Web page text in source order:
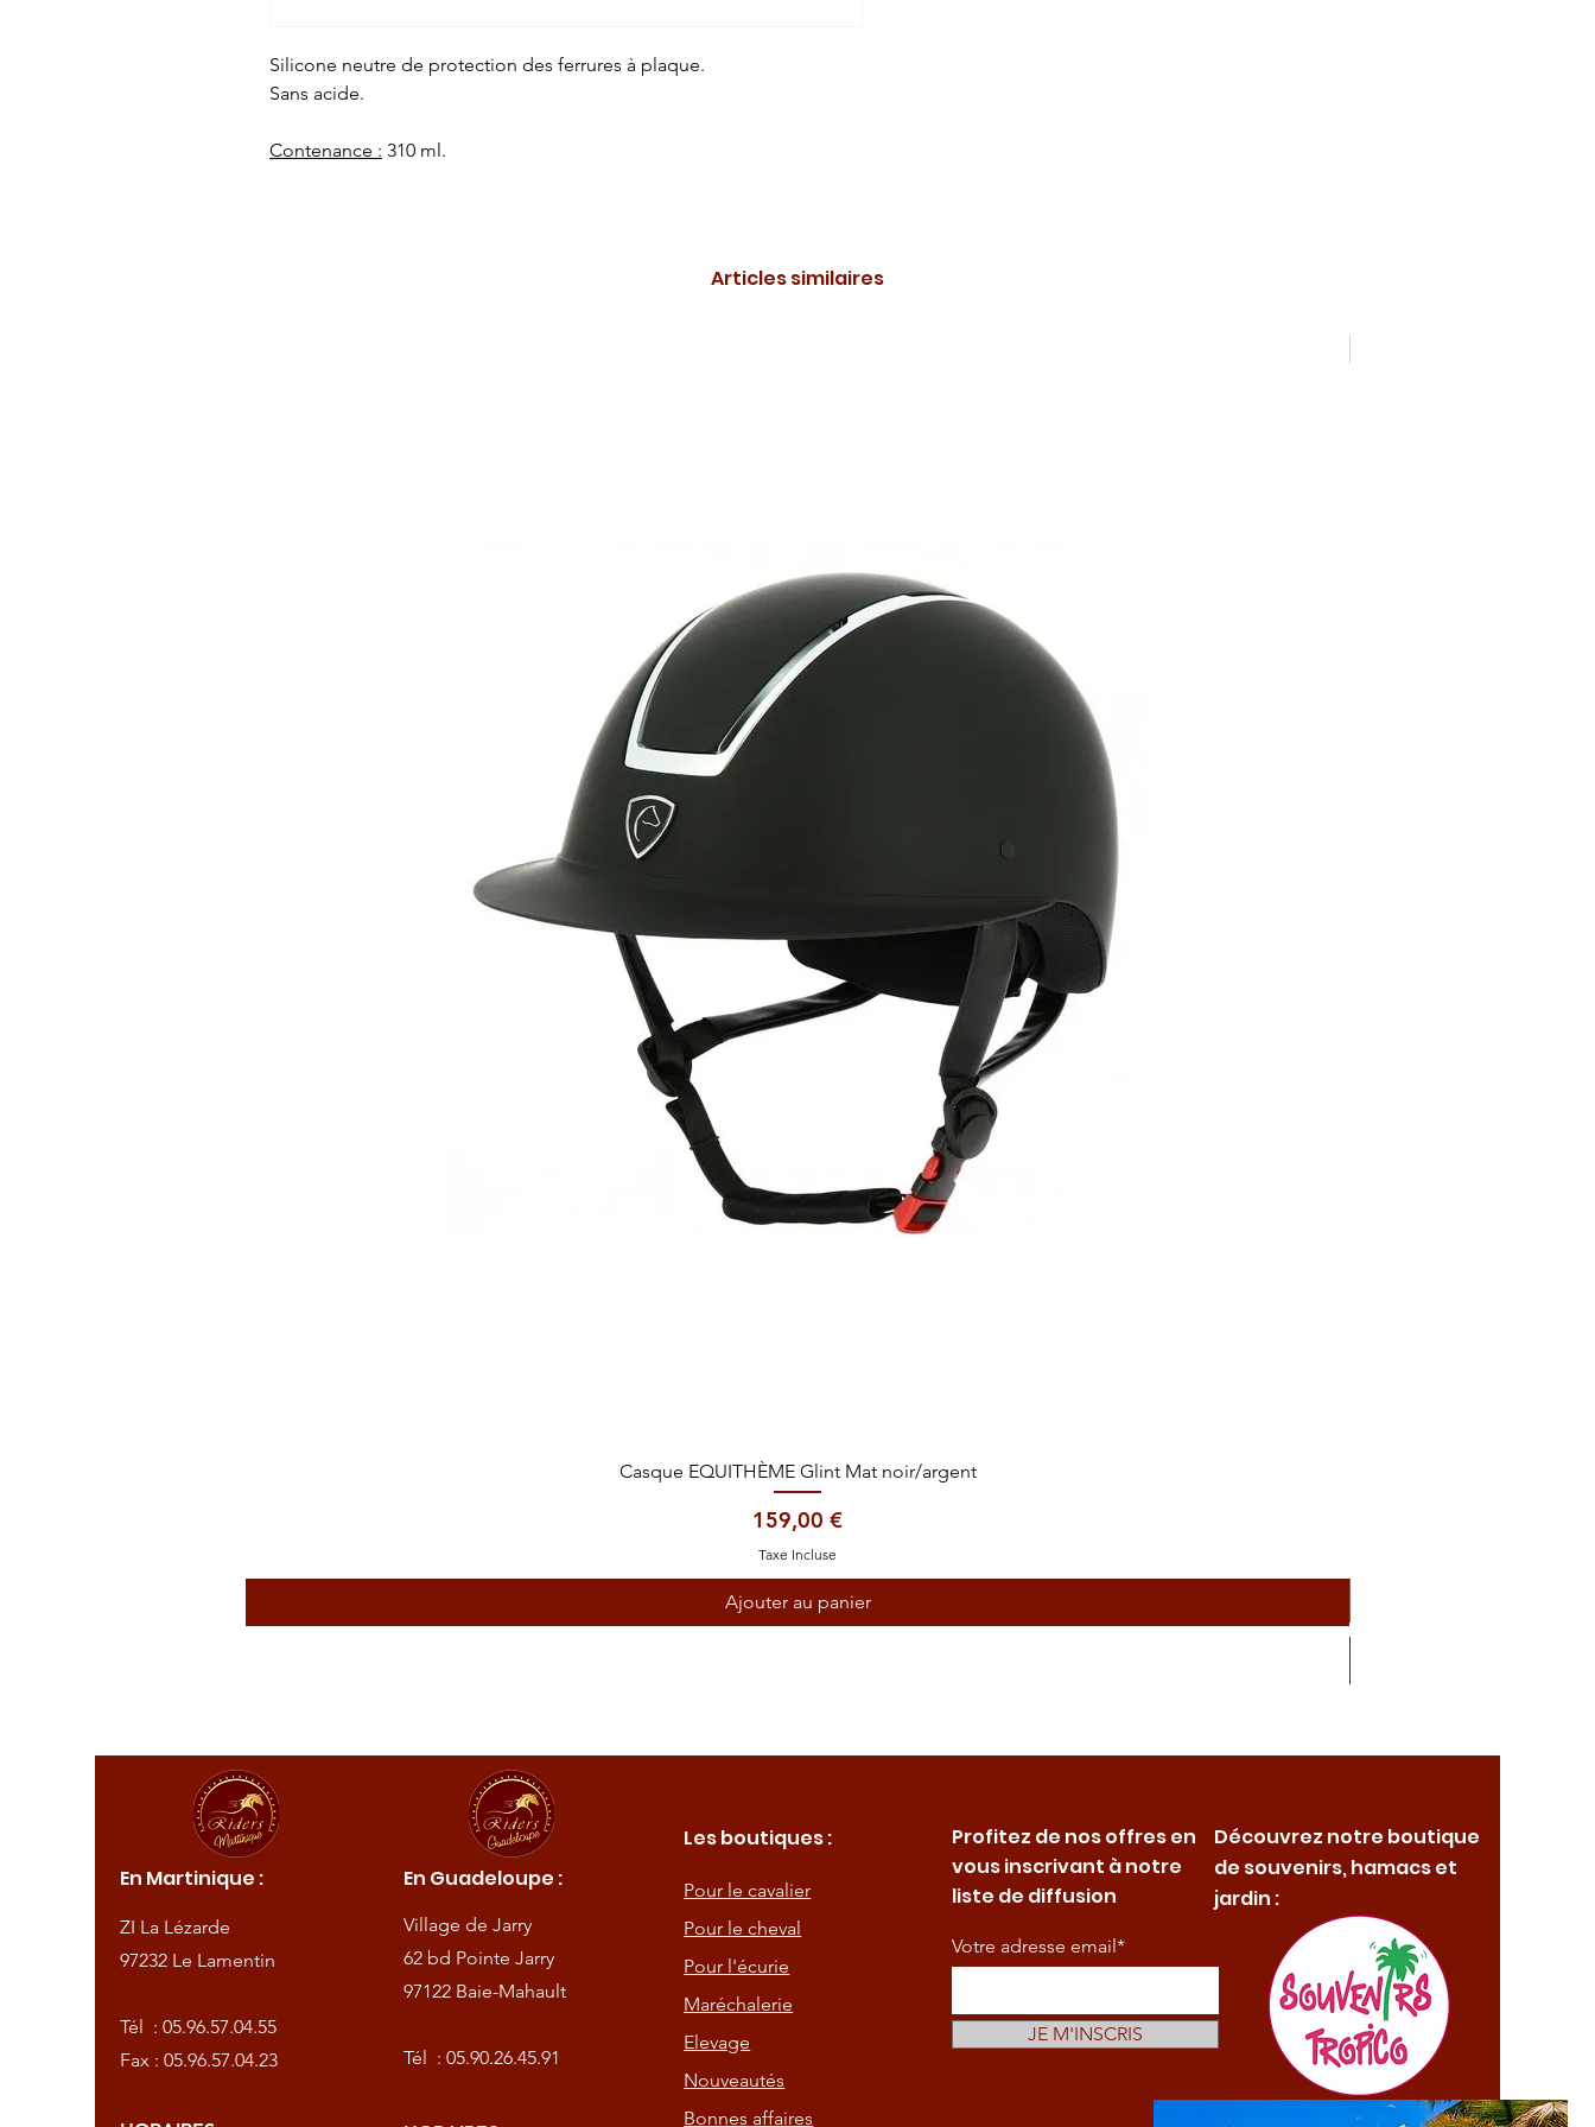
Silicone neutre de protection des ferrures à plaque.
Sans acide.
Contenance : 310 ml.
Articles similaires
Aperçu rapide
Casque EQUITHÈME Glint Mat noir/argent
Prix
159,00 €
Taxe Incluse
Ajouter au panier
En Martinique :
ZI La Lézarde
97232 Le Lamentin
Tél :05.96.57.04.55
Fax : 05.96.57.04.23
En Guadeloupe :
Village de Jarry
62 bd Pointe Jarry
97122 Baie-Mahault
Tél : 05.90.26.45.91
Les boutiques :
Pour le cavalier
Pour le cheval
Pour l'écurie
Maréchalerie
Elevage
Nouveautés
Bonnes affaires
Profitez de nos offres en
vous inscrivant à notre
liste de diffusion
Votre adresse email*
JE M'INSCRIS
Découvrez notre boutique
de souvenirs, hamacs et
jardin :